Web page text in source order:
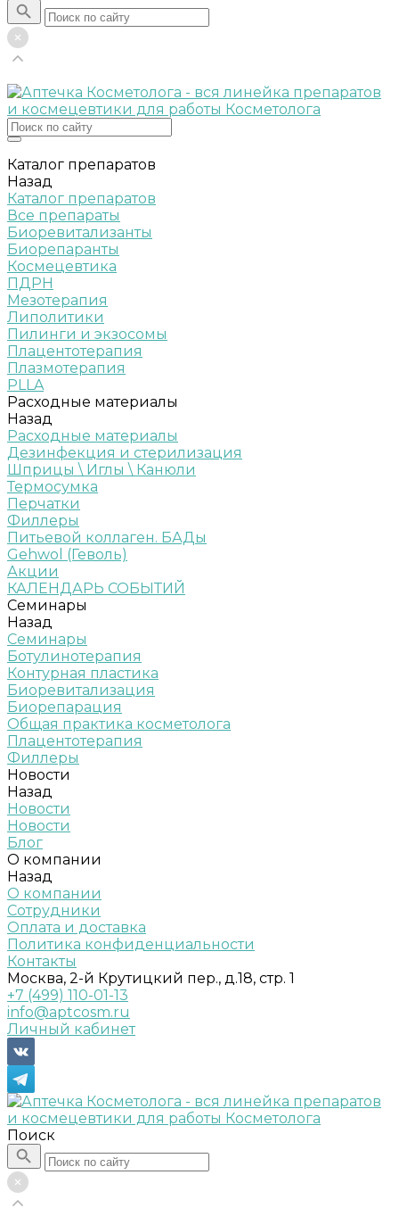
Каталог препаратов
Назад
Каталог препаратов
Все препараты
Биоревитализанты
Биорепаранты
Космецевтика
ПДРН
Мезотерапия
Липолитики
Пилинги и экзосомы
Плацентотерапия
Плазмотерапия
PLLA
Расходные материалы
Назад
Расходные материалы
Дезинфекция и стерилизация
Шприцы \ Иглы \ Канюли
Термосумка
Перчатки
Филлеры
Питьевой коллаген. БАДы
Gehwol (Геволь)
Акции
КАЛЕНДАРЬ СОБЫТИЙ
Семинары
Назад
Семинары
Ботулинотерапия
Контурная пластика
Биоревитализация
Биорепарация
Общая практика косметолога
Плацентотерапия
Филлеры
Новости
Назад
Новости
Новости
Блог
О компании
Назад
О компании
Сотрудники
Оплата и доставка
Политика конфиденциальности
Контакты
Москва, 2-й Крутицкий пер., д.18, стр. 1
+7 (499) 110-01-13
info@aptcosm.ru
Личный кабинет
Поиск